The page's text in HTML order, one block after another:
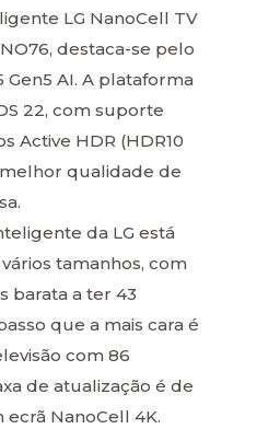
LG NanoCell TV
destaca-se pelo
Gen5 AI. A plataforma
22, com suporte
Active HDR (HDR10
melhor qualidade de
da LG está
tamanhos, com
barata a ter 43
que a mais cara é
com 86
de atualização é de
ecrã NanoCell 4K.